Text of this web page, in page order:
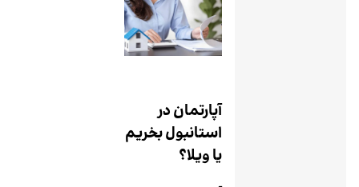
آپارتمان در
استانبول بخریم
یا ویلا؟